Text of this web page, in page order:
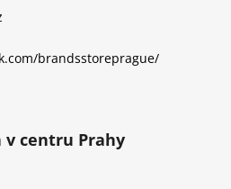
brandsstoreprague/
v centru Prahy